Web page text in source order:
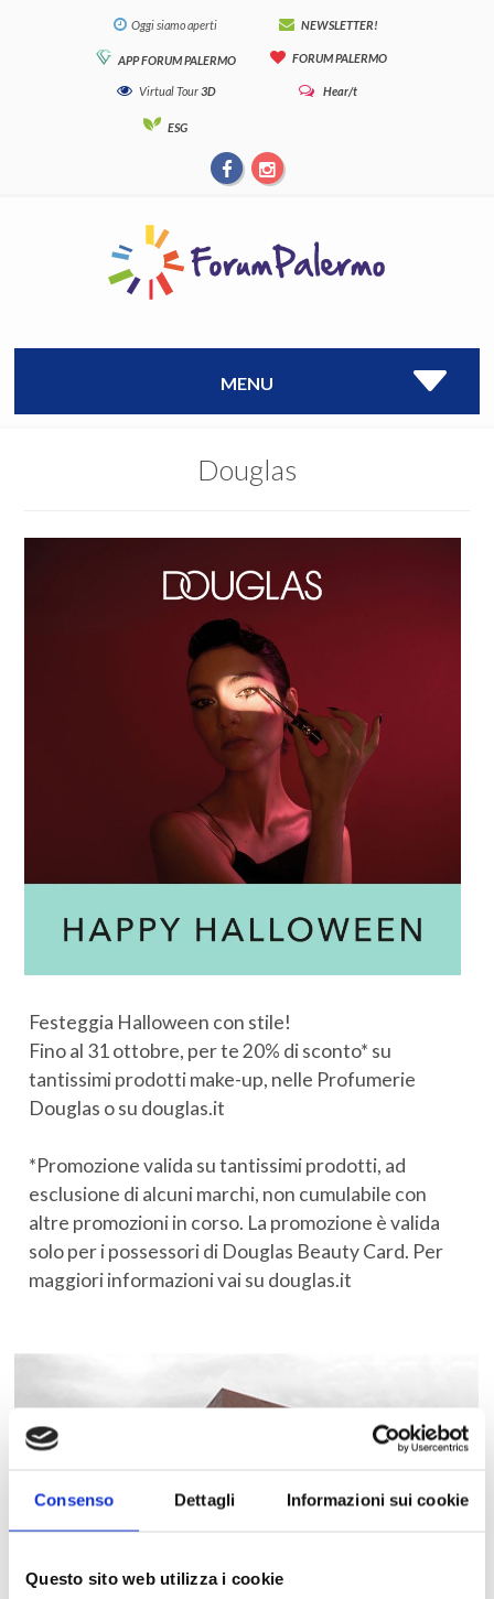
Consenso Dettagli Informazioni sui cookie
Questo sito web utilizza i cookie
Oggi siamo aperti NEWSLETTER!
APP FORUM PALERMO FORUM PALERMO
Virtual Tour3D Hear/t
ESG
MENU
Douglas
Festeggia Halloween con stile!
Fino al 31 ottobre, per te 20% di sconto* su
tantissimi prodotti make-up, nelle Profumerie
Douglas o su douglas.it
*Promozione valida su tantissimi prodotti, ad
esclusione di alcuni marchi, non cumulabile con
altre promozioni in corso. La promozione è valida
solo per i possessori di Douglas Beauty Card. Per
maggiori informazioni vai su douglas.it